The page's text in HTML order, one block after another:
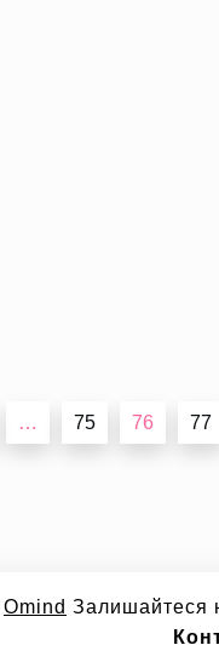
… 75 76 77
Omind Залишайтеся